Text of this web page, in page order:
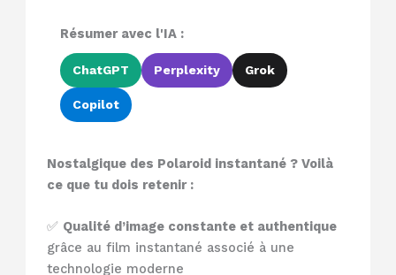
Résumer avec l'IA :
ChatGPT Perplexity Grok
Copilot
Nostalgique des Polaroid instantané ? Voilà
ce que tu dois retenir :
✅ Qualité d’image constante et authentique
grâce au film instantané associé à une
technologie moderne